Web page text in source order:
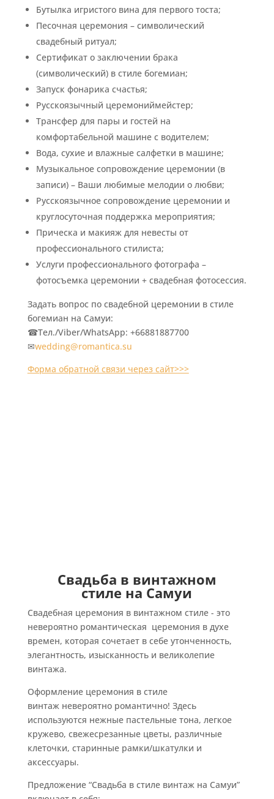
Бутылка игристого вина для первого тоста;
Песочная церемония – символический
свадебный ритуал;
Сертификат о заключении брака
(символический) в стиле богемиан;
Запуск фонарика счастья;
Русскоязычный церемониймейстер;
Трансфер для пары и гостей на
комфортабельной машине с водителем;
Вода, сухие и влажные салфетки в машине;
Музыкальное сопровождение церемонии (в
записи) – Ваши любимые мелодии о любви;
Русскоязычное сопровождение церемонии и
круглосуточная поддержка мероприятия;
Прическа и макияж для невесты от
профессионального стилиста;
Услуги профессионального фотографа –
фотосъемка церемонии + свадебная фотосессия.
Задать вопрос по свадебной церемонии в стиле
богемиан на Самуи:
☎Тел./Viber/WhatsApp: +66881887700
✉wedding@romantica.su
Форма обратной связи через сайт>>>
Свадьба в винтажном
стиле на Самуи
Свадебная церемония в винтажном стиле - это
невероятно романтическая церемония в духе
времен, которая сочетает в себе утонченность,
элегантность, изысканность и великолепие
винтажа.
Оформление церемония в стиле
винтаж невероятно романтично! Здесь
используются нежные пастельные тона, легкое
кружево, свежесрезанные цветы, различные
клеточки, старинные рамки/шкатулки и
аксессуары.
Предложение “Свадьба в стиле винтаж на Самуи”